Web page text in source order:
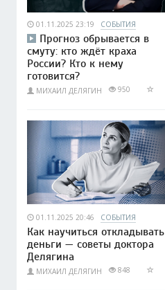
01.11.2025 23:19 СОБЫТИЯ
Прогноз обрывается в
смуту: кто ждёт краха
России? Кто к нему
готовится?
МИХАИЛ ДЕЛЯГИН 950
01.11.2025 20:46 СОБЫТИЯ
Как научиться откладывать
деньги — советы доктора
Делягина
МИХАИЛ ДЕЛЯГИН 848